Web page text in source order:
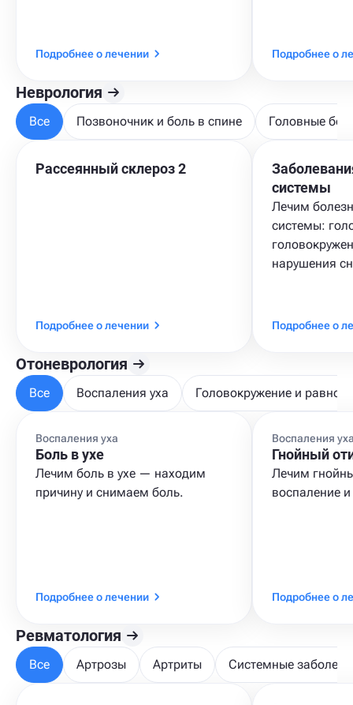
Подробнее о лечении Подробнее о
Неврология
Все Позвоночник и боль в спине Головные
Рассеянный склероз 2
Подробнее о лечении
системы
Лечим
системы:
нарушения
Подробнее о
Отоневрология
Все Воспаления уха Головокружение и
Воспаления уха
Боль в ухе
Лечим боль в ухе — находим
причину и снимаем боль.
Подробнее о лечении
Воспаления
Гнойный
Лечим
воспаление
Подробнее о
Ревматология
Все Артрозы Артриты Системные